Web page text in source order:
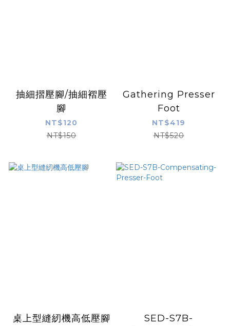
抽細摺壓腳/抽細褶壓
腳
NT$120
NT$150
Gathering Presser
Foot
NT$419
NT$520
桌上型縫紉機高低壓腳
SED-S7B-